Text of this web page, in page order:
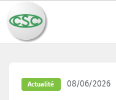
Actualité 08/06/2026